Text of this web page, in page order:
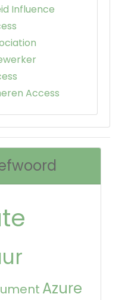
Influence
Access
Azure